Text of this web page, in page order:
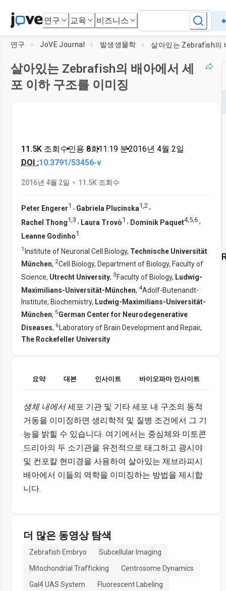
연구 교육 비즈니스
연구 JoVE Journal 발생생물학
살아있는 Zebrafish의 배아에서 세
포 이하 구조를 이미징
11.5K 조회수•인용 8회•11:19 분•2016년 4월 2일
DOI :10.3791/53456-v
2016년 4월 2일 • 11.5K 조회수
Peter Engerer1 , Gabriela Plucinska1,2 ,
Rachel Thong1 3 , Laura Trovò1 , Dominik Paquet4, 5 6 ,
Leanne Godinho1
1 Institute of Neuronal Cell Biology, Technische Universität
München, 2Cell Biology, Department of Biology, Faculty of
Science, Utrecht University, 3 Faculty of Biology, Ludwig-
Maximilians-Universität-München, 4Adolf-Butenandt-
Institute, Biochemistry, Ludwig-Maximilians-Universität-
München, 5German Center for Neurodegenerative
Diseases, 6 Laboratory of Brain Development and Repair,
The Rockefeller University
요약 대본 인사이트 바이오파마 인사이트
생체 내에서세포 기관 및 기타 세포 내 구조의 동적
거동을 이미징하면 생리학적 및 질병 조건에서 그 기
능을 밝힐 수 있습니다. 여기에서는 중심체와 미토콘
드리아의 두 소기관을 유전적으로 태그하고 광시야
및 컨포칼 현미경을 사용하여 살아있는 제브라피시
배아에서 이들의 역학을 이미징하는 방법을 제시합
니다.
더 많은 동영상 탐색
Zebrafish Embryo
Subcellular Imaging
Mitochondrial Trafficking
Centrosome Dynamics
Gal4 UAS System
Fluorescent Labeling